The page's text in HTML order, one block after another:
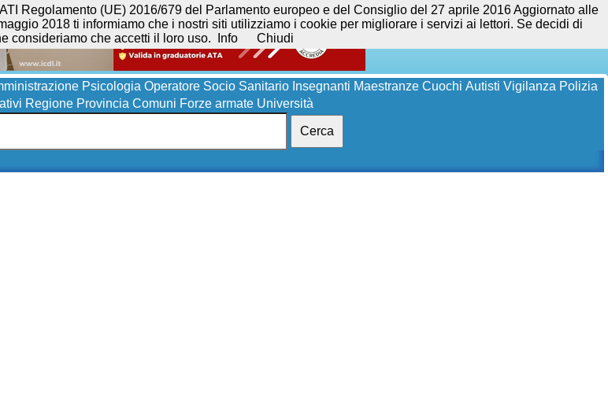
Psicologia Operatore Socio Sanitario Insegnanti Maestranze Cuochi Autisti Vigilanza Polizia
Regione Provincia Comuni Forze armate Università
Cerca
Regolamento (UE) 2016/679 del Parlamento europeo e del Consiglio del 27 aprile 2016 Aggiornato alle
2018 ti informiamo che i nostri siti utilizziamo i cookie per migliorare i servizi ai lettori. Se decidi di
consideriamo che accetti il loro uso.
Info Chiudi